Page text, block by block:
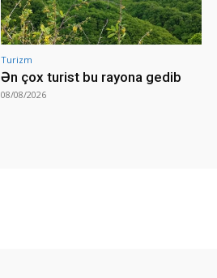
Turizm
Ən çox turist bu rayona gedib
08/08/2026